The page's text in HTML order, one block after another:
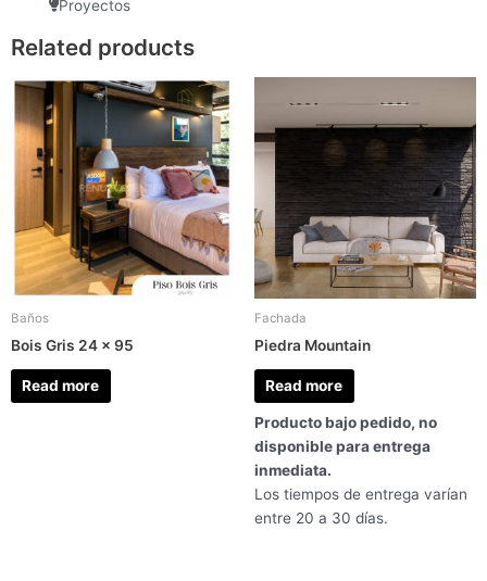
Proyectos
Related products
Baños
Bois Gris 24 x 95
Read more
Fachada
Piedra Mountain
Read more
Producto bajo pedido, no
disponible para entrega
inmediata.
Los tiempos de entrega varían
entre 20 a 30 días.